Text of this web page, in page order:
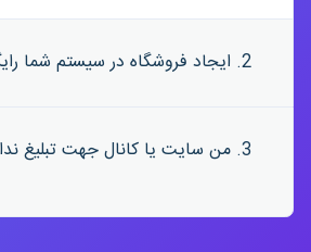
2. ایجاد فروشگاه در سیستم شما رایگان است؟
3. من سایت یا کانال جهت تبلیغ